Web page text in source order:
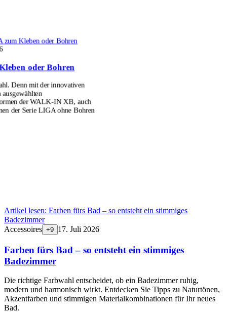
zum Kleben oder Bohren
oder Bohren
Denn mit der innovativen
der WALK-IN XB, auch
der Serie LIGA ohne Bohren
Artikel lesen: Farben fürs Bad – so entsteht ein stimmiges
Badezimmer
Accessoires +9 17. Juli 2026
Farben fürs Bad – so entsteht ein stimmiges
Badezimmer
Die richtige Farbwahl entscheidet, ob ein Badezimmer ruhig,
modern und harmonisch wirkt. Entdecken Sie Tipps zu Naturtönen,
Akzentfarben und stimmigen Materialkombinationen für Ihr neues
Bad.